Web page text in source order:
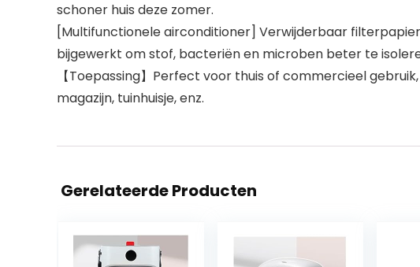
schoner huis deze zomer.
[Multifunctionele airconditioner] Verwijderbaar
bijgewerkt om stof, bacteriën en microben beter te
【Toepassing】Perfect voor thuis of commercieel
magazijn, tuinhuisje, enz.
Gerelateerde Producten